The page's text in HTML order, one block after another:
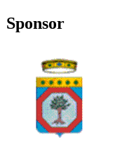
Sponsor